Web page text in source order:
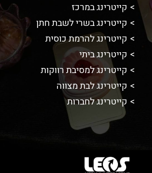
קייטרינג במרכז
קייטרינג בשרי לשבת חתן
קייטרינג להרמת כוסית
קייטרינג ביתי
קייטרינג למסיבת רווקות
קייטרינג לבת מצווה
קייטרינג לחברות